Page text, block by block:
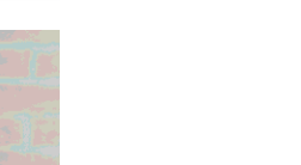
153